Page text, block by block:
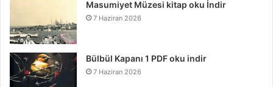
Masumiyet Müzesi kitap oku İndir
7 Haziran 2026
Bülbül Kapanı 1 PDF oku indir
7 Haziran 2026